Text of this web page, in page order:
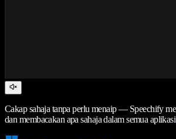
Cakap sahaja tanpa perlu menaip — Speechify
dan membacakan apa sahaja dalam semua aplikasi